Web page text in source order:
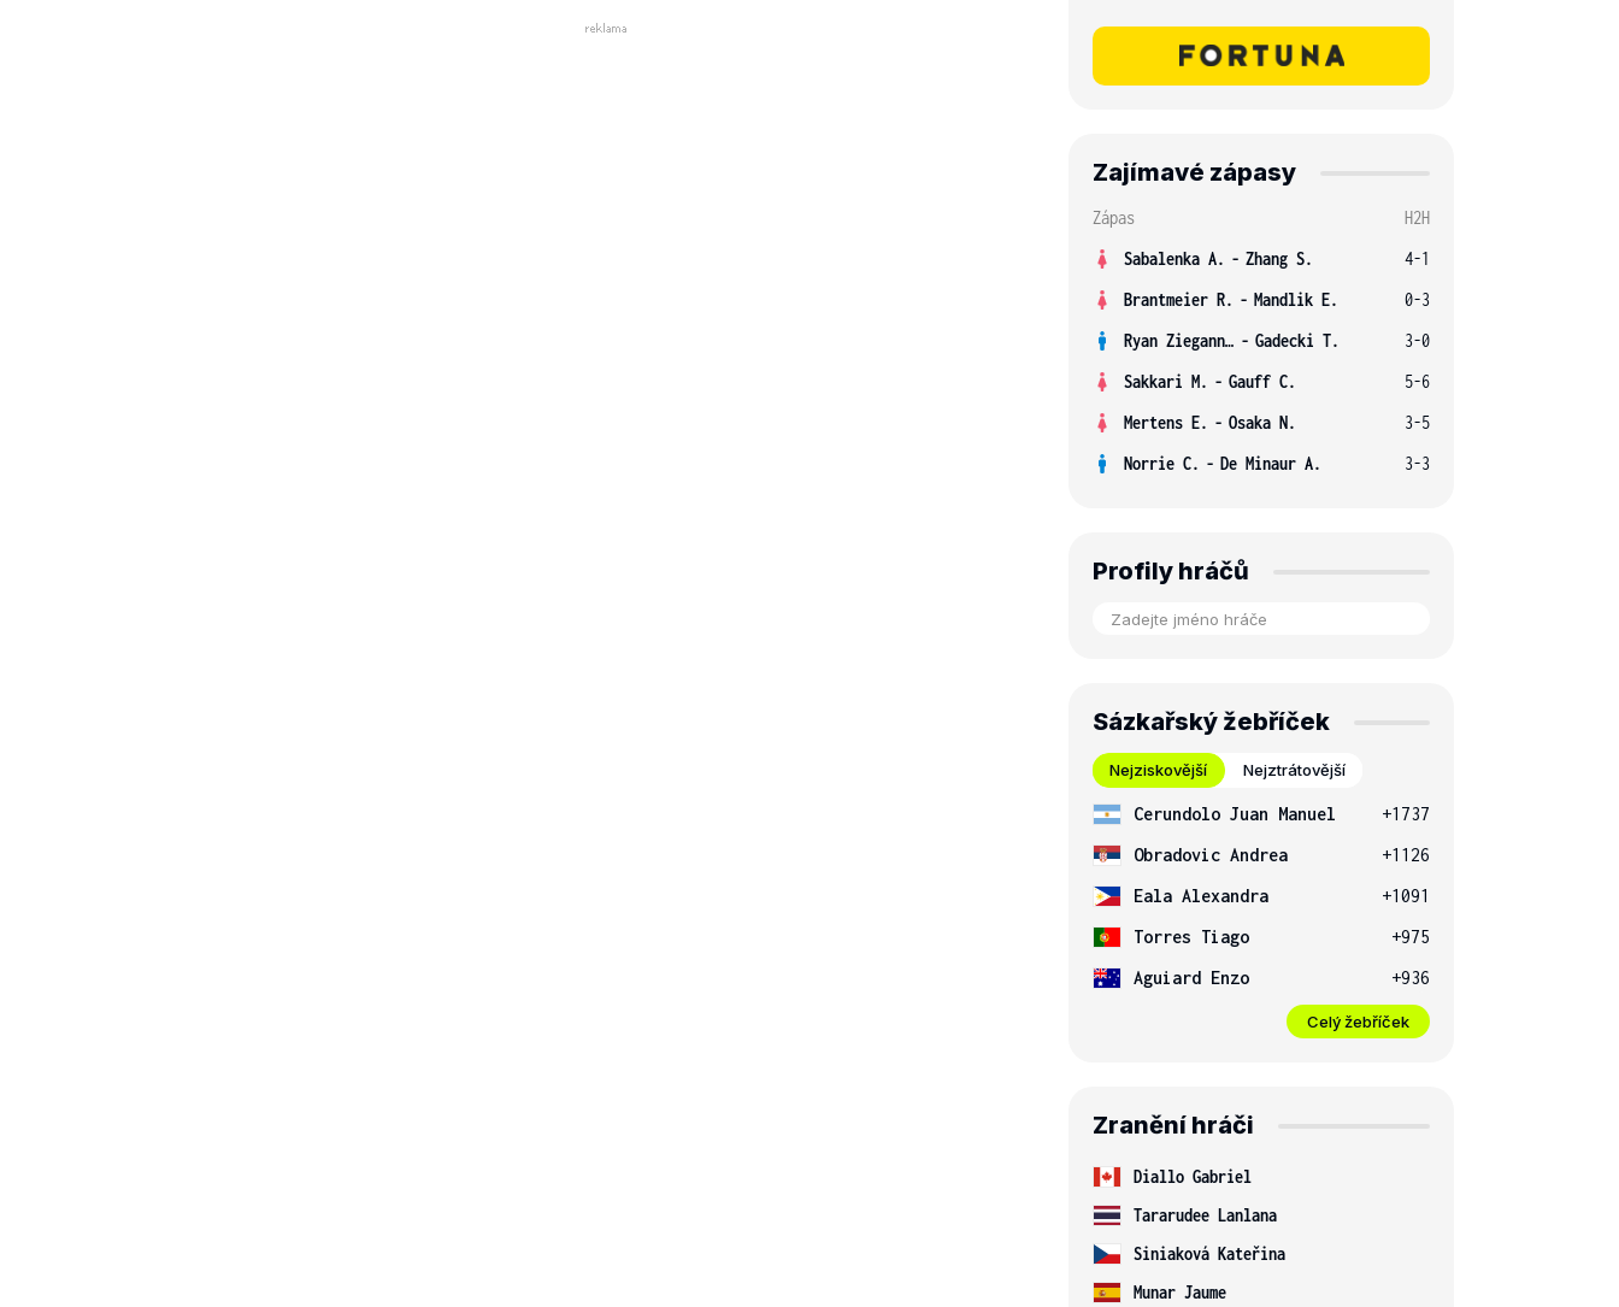
Zajímavé zápasy
Zápas
H2H
Sabalenka A. - Zhang S.
4-1
Brantmeier R. - Mandlik E.
0-3
Ryan Ziegann S. - Gadecki T.
3-0
Sakkari M. - Gauff C.
5-6
Mertens E. - Osaka N.
3-5
Norrie C. - De Minaur A. 3-3
Profily hráčů
Sázkařský žebříček
Nejziskovější Nejztrátovější
Cerundolo Juan Manuel
+1737
Obradovic Andrea
+1126
Eala Alexandra
+1091
Torres Tiago
+975
Aguiard Enzo
+936
Celý žebříček
Zranění hráči
Diallo Gabriel
Tararudee Lanlana
Siniaková Kateřina
Munar Jaume